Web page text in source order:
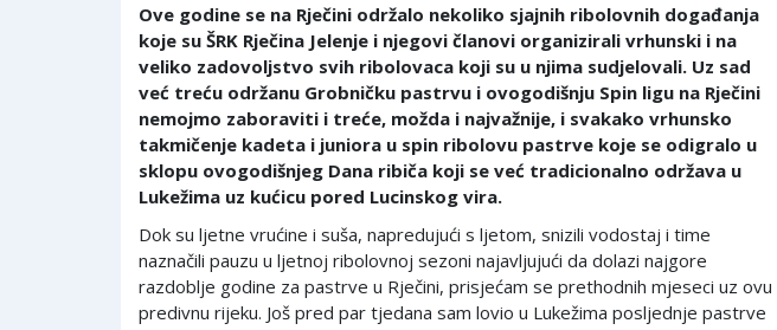
Ove godine se na Rječini održalo nekoliko sjajnih ribolovnih događanja
koje su ŠRK Rječina Jelenje i njegovi članovi organizirali vrhunski i na
veliko zadovoljstvo svih ribolovaca koji su u njima sudjelovali. Uz sad
već treću održanu Grobničku pastrvu i ovogodišnju Spin ligu na Rječini
nemojmo zaboraviti i treće, možda i najvažnije, i svakako vrhunsko
takmičenje kadeta i juniora u spin ribolovu pastrve koje se odigralo u
sklopu ovogodišnjeg Dana ribiča koji se već tradicionalno održava u
Lukežima uz kućicu pored Lucinskog vira.
Dok su ljetne vrućine i suša, napredujući s ljetom, snizili vodostaj i time
naznačili pauzu u ljetnoj ribolovnoj sezoni najavljujući da dolazi najgore
razdoblje godine za pastrve u Rječini, prisjećam se prethodnih mjeseci uz ovu
predivnu rijeku. Još pred par tjedana sam lovio u Lukežima posljednje pastrve